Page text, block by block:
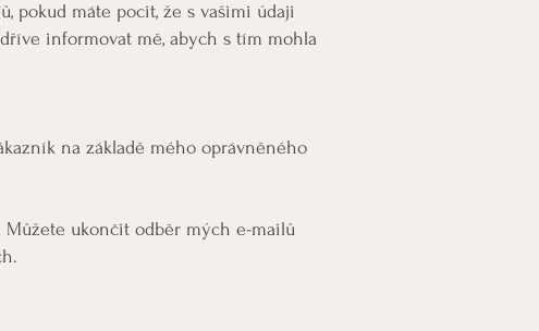
pokud máte pocit, že s vašimi údaji
informovat mě, abych s tím mohla
na základě mého oprávněného
Můžete ukončit odběr mých e-mailů